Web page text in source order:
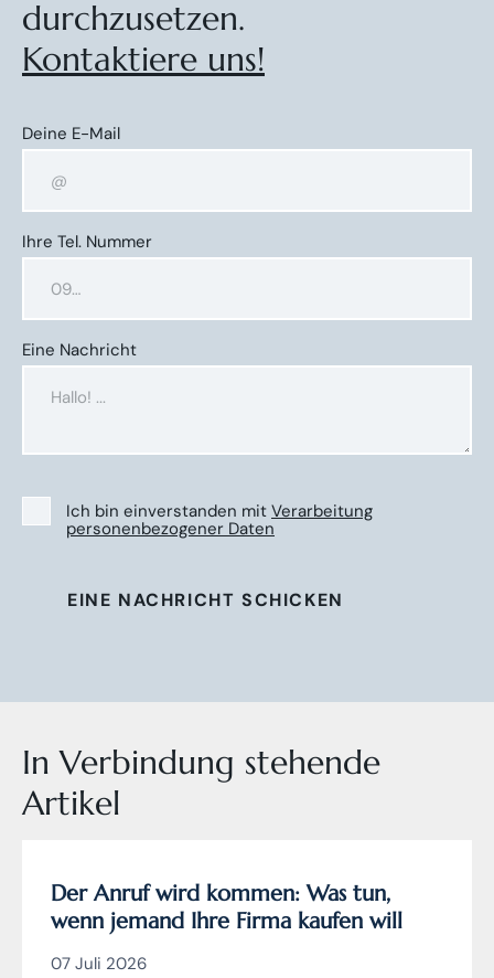
durchzusetzen.
Kontaktiere uns!
Deine E-Mail
Ihre Tel. Nummer
Eine Nachricht
Ich bin einverstanden mit Verarbeitung
personenbezogener Daten
EINE NACHRICHT SCHICKEN
In Verbindung stehende
Artikel
Der Anruf wird kommen: Was tun,
wenn jemand Ihre Firma kaufen will
07 Juli 2026